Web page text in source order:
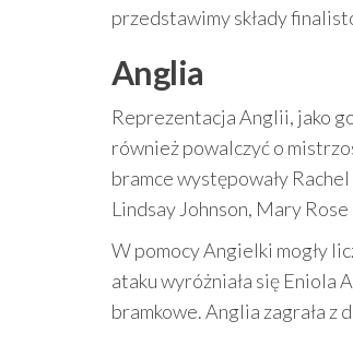
przedstawimy składy
Anglia
Reprezentacja Anglii, jako
również powalczyć o
bramce występowały
Lindsay Johnson, Mary
W pomocy Angielki mogły
ataku wyróżniała się Eniola
bramkowe. Anglia zagrała z